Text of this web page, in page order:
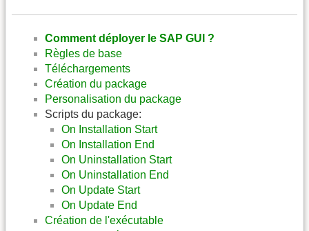
Comment déployer le SAP GUI ?
Règles de base
Téléchargements
Création du package
Personalisation du package
Scripts du package:
On Installation Start
On Installation End
On Uninstallation Start
On Uninstallation End
On Update Start
On Update End
Création de l'exécutable